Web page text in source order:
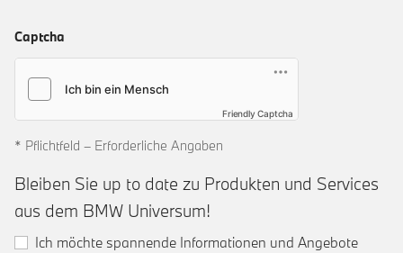
Captcha
Friendly Captcha
* Pflichtfeld – Erforderliche Angaben
Bleiben Sie up to date zu Produkten und Services
aus dem BMW Universum!
Ich möchte spannende Informationen und Angebote